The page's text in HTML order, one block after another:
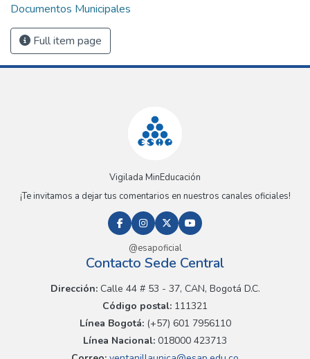
Documentos Municipales
Full item page
Vigilada MinEducación
¡Te invitamos a dejar tus comentarios en nuestros canales oficiales!
@esapoficial
Contacto Sede Central
Dirección:Calle 44 # 53 - 37, CAN, Bogotá D.C.
Código postal: 111321
Línea Bogotá:(+57) 601 7956110
Línea Nacional: 018000 423713